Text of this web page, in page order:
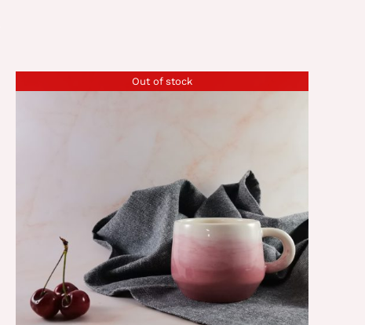
Out of stock
DETALJI